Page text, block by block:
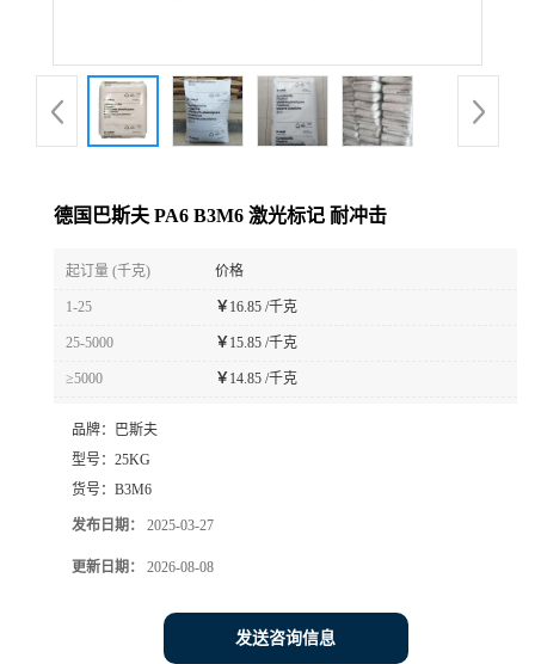
德国巴斯夫 PA6 B3M6 激光标记 耐冲击
起订量 (千克) 价格
1-25 ￥16.85 /千克
25-5000 ￥15.85 /千克
≥5000 ￥14.85 /千克
品牌：
巴斯夫
型号： 25KG
货号： B3M6
发布日期： 2025-03-27
更新日期： 2026-08-08
发送咨询信息